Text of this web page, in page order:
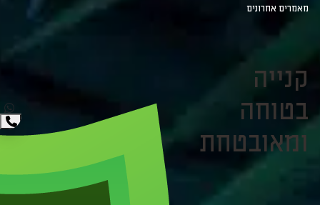
מאמרים אחרונים
קנייה
בטוחה
ומאובטחת